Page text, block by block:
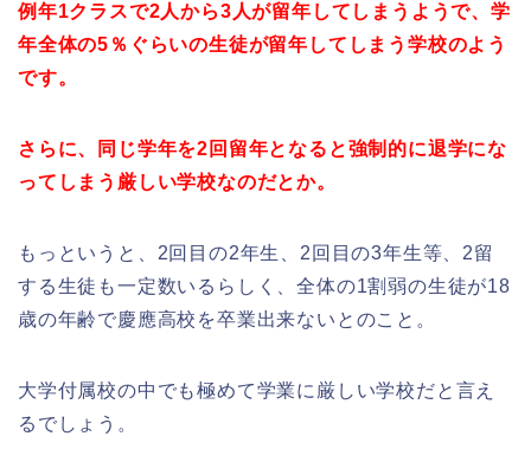
例年1クラスで2人から3人が留年してしまうようで、学
年全体の5％ぐらいの生徒が留年してしまう学校のよう
です。
さらに、同じ学年を2回留年となると強制的に退学にな
ってしまう厳しい学校なのだとか。
もっというと、2回目の2年生、2回目の3年生等、2留
する生徒も一定数いるらしく、全体の1割弱の生徒が18
歳の年齢で慶應高校を卒業出来ないとのこと。
大学付属校の中でも極めて学業に厳しい学校だと言え
るでしょう。